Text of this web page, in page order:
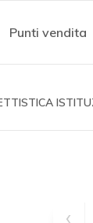
Punti vendita